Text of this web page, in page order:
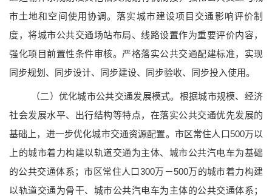
市土地和空间使用协调。落实城市建设项目交通影响评价制
度，将城市公共交通场站布局、线路设置作为重要评价内容，
强化项目前置性条件审核。严格落实公共交通配建标准，实现
同步规划、同步设计、同步建设、同步验收、同步投入使用。
（二）优化城市公共交通发展模式。 根据城市规模、经济
社会发展水平、出行结构等特点，在落实公共交通优先发展的
基础上，进一步优化城市交通资源配置。市区常住人口500万以
上的城市着力构建以轨道交通为主体、城市公共汽电车为基础
的公共交通体系；市区常住人口300万－500万的城市着力构建
以轨道交通为骨干、城市公共汽电车为主体的公共交通体系；